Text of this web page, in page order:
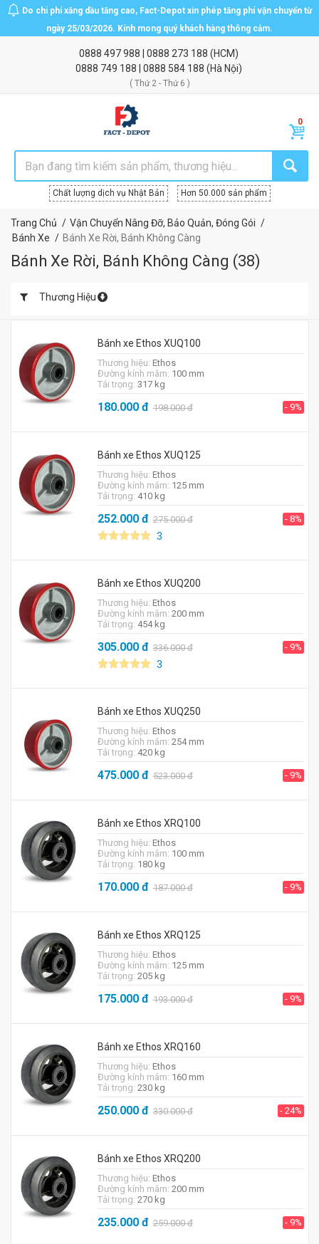
Do chi phí xăng dầu tăng cao, Fact-Depot xin phép tăng phí vận chuyển từ
ngày 25/03/2026. Kính mong quý khách hàng thông cảm.
0888 497 988 0888 273 188 (HCM)
0888 749 188
0888 584 188 (Hà Nội)
( Thứ 2 - Thứ 6 )
Chất lượng dịch vụ Nhật Bản Hơn 50.000 sản phẩm
Trang Chủ
Vận Chuyển Nâng Đỡ, Bảo Quản, Đóng Gói
Bánh Xe
Bánh Xe Rời, Bánh Không Càng
Bánh Xe Rời, Bánh Không Càng (38)
Thương Hiệu
Bánh xe Ethos XUQ100
Thương hiệu: Ethos
Đường kính mâm: 100 mm
Tải trọng: 317 kg
180.000đ 198.000đ - 9%
Bánh xe Ethos XUQ125
Thương hiệu: Ethos
Đường kính mâm: 125 mm
Tải trọng: 410 kg
252.000đ 275.000đ - 8%
3
Bánh xe Ethos XUQ200
Thương hiệu: Ethos
Đường kính mâm: 200 mm
Tải trọng: 454 kg
305.000đ 336.000đ - 9%
3
Bánh xe Ethos XUQ250
Thương hiệu: Ethos
Đường kính mâm: 254 mm
Tải trọng: 420 kg
475.000đ 523.000đ - 9%
Bánh xe Ethos XRQ100
Thương hiệu: Ethos
Đường kính mâm: 100 mm
Tải trọng: 180 kg
170.000đ 187.000đ - 9%
Bánh xe Ethos XRQ125
Thương hiệu: Ethos
Đường kính mâm: 125 mm
Tải trọng: 205 kg
175.000đ 193.000đ - 9%
Bánh xe Ethos XRQ160
Thương hiệu: Ethos
Đường kính mâm: 160 mm
Tải trọng: 230 kg
250.000đ 330.000đ - 24%
Bánh xe Ethos XRQ200
Thương hiệu: Ethos
Đường kính mâm: 200 mm
Tải trọng: 270 kg
235.000đ 259.000đ - 9%